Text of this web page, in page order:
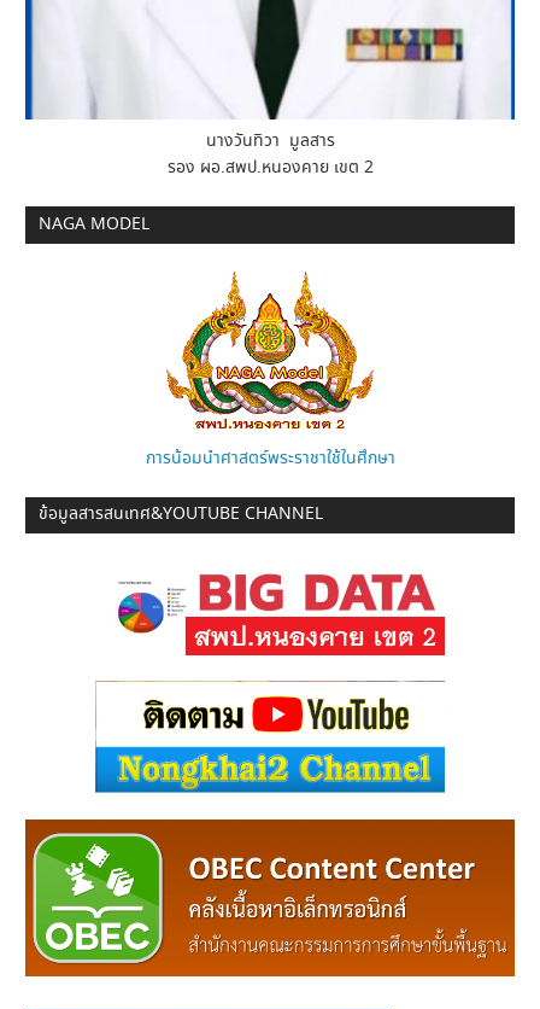
นางวันทิวา มูลสาร
รอง ผอ.สพป.หนองคาย เขต 2
NAGA MODEL
การน้อมนำศาสตร์พระราชาใช้ในศึกษา
ข้อมูลสารสนเทศ&YOUTUBE CHANNEL